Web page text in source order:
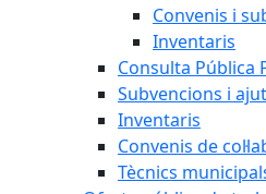
Convenis i
Inventaris
Consulta Pública
Subvencions i
Inventaris
Convenis de
Tècnics